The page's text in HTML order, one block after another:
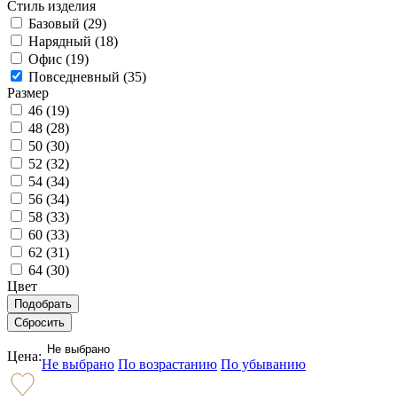
Стиль изделия
Базовый (29)
Нарядный (18)
Офис (19)
Повседневный (35)
Размер
46 (19)
48 (28)
50 (30)
52 (32)
54 (34)
56 (34)
58 (33)
60 (33)
62 (31)
64 (30)
Цвет
Цена: Не выбрано
Не выбрано По возрастанию По убыванию